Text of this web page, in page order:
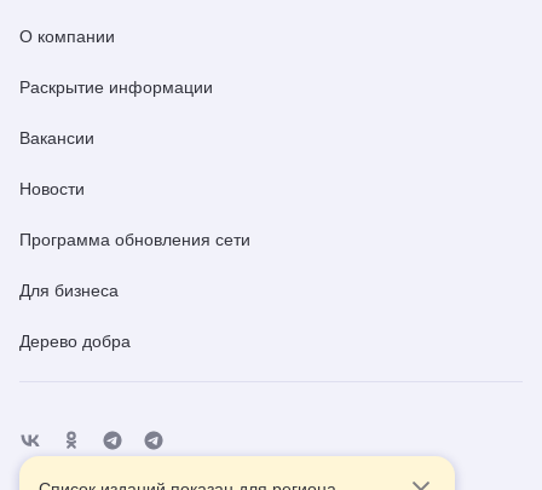
О компании
Раскрытие информации
Вакансии
Новости
Программа обновления сети
Для бизнеса
Дерево добра